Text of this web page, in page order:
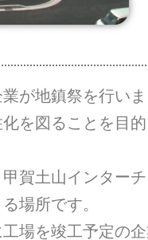
が地鎮祭を行い
を図ることを目
賀土山インター
場所です。
場を竣工予定の